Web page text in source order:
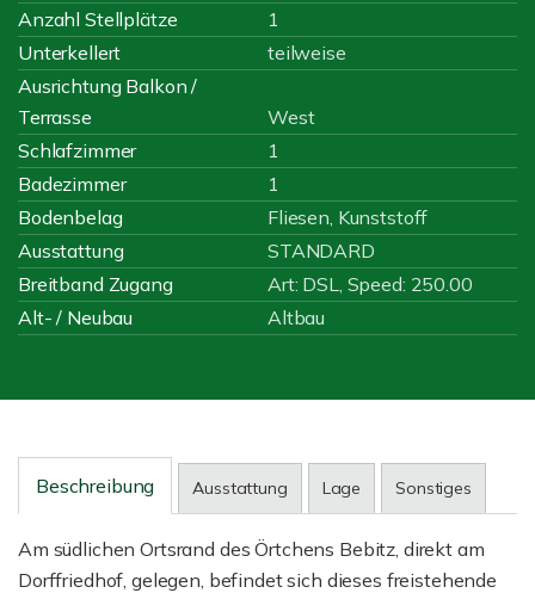
Anzahl Stellplätze
1
Unterkellert
teilweise
Ausrichtung Balkon /
Terrasse
West
Schlafzimmer
1
Badezimmer
1
Bodenbelag
Fliesen, Kunststoff
Ausstattung
STANDARD
Breitband Zugang
Art: DSL, Speed: 250.00
Alt- / Neubau
Altbau
Beschreibung Ausstattung Lage Sonstiges
Am südlichen Ortsrand des Örtchens Bebitz, direkt am
Dorffriedhof, gelegen, befindet sich dieses freistehende